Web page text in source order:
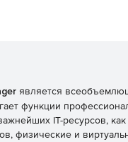
является
функции
IT-ресурсов,
физические и